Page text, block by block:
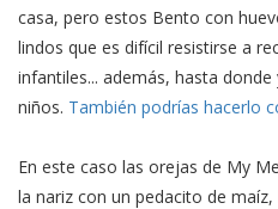
casa, pero estos Bento con
lindos que es difícil resistirse a
infantiles... además, hasta
niños. También podrías hacerlo
En este caso las orejas de My
la nariz con un pedacito de